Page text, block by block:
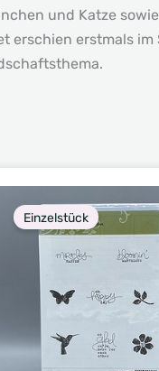
und Katze
erschien erstmals
Einzelstück